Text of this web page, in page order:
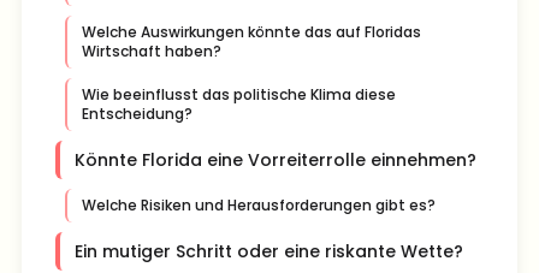
Welche Auswirkungen könnte das auf Floridas
Wirtschaft haben?
Wie beeinflusst das politische Klima diese
Entscheidung?
Könnte Florida eine Vorreiterrolle einnehmen?
Welche Risiken und Herausforderungen gibt es?
Ein mutiger Schritt oder eine riskante Wette?